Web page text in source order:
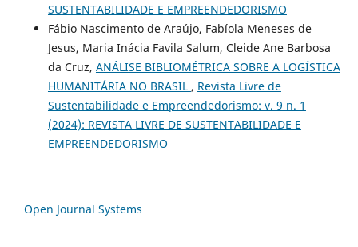
SUSTENTABILIDADE E EMPREENDEDORISMO
Fábio Nascimento de Araújo, Fabíola Meneses de
Jesus, Maria Inácia Favila Salum, Cleide Ane Barbosa
da Cruz, ANÁLISE BIBLIOMÉTRICA SOBRE A LOGÍSTICA
HUMANITÁRIA NO BRASIL , Revista Livre de
Sustentabilidade e Empreendedorismo: v. 9 n. 1
(2024): REVISTA LIVRE DE SUSTENTABILIDADE E
EMPREENDEDORISMO
Open Journal Systems